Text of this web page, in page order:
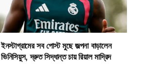
ইনস্টাগ্রামের সব পোস্ট মুছে জল্পনা বাড়ালেন
ভিনিসিয়ুস, দ্রুত সিদ্ধান্ত চায় রিয়াল মাদ্রিদ